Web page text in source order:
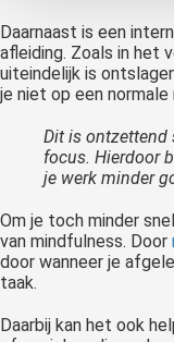
Daarnaast is een
afleiding. Zoals in het
uiteindelijk is
je niet op een
Dit is ontzettend
focus. Hierdoor
je werk minder
Om je toch minder
van mindfulness. Door
door wanneer je
taak.
Daarbij kan het ook